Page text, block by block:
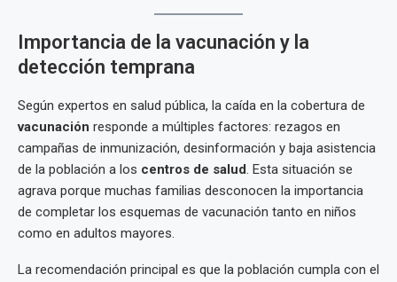
Importancia de la vacunación y la
detección temprana
Según expertos en salud pública, la caída en la cobertura de
vacunación responde a múltiples factores: rezagos en
campañas de inmunización, desinformación y baja asistencia
de la población a los centros de salud. Esta situación se
agrava porque muchas familias desconocen la importancia
de completar los esquemas de vacunación tanto en niños
como en adultos mayores.
La recomendación principal es que la población cumpla con el